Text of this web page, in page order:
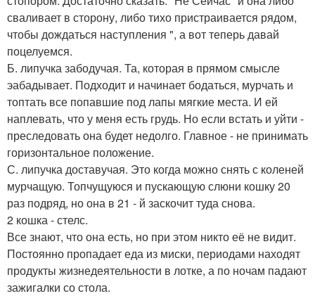
сваливает в сторону, либо тихо пристраивается рядом,
чтобы дождаться наступления ", а вот теперь давай
поцелуемся.
Б. липучка забодучая. Та, которая в прямом смысле
эабадывает. Подходит и начинает бодаться, мурчать и
топтать все попавшие под лапы мягкие места. И ей
наплевать, что у меня есть грудь. Но если встать и уйти -
преследовать она будет недолго. Главное - не принимать
горизонтальное положение.
С. липучка доставучая. Это когда можно снять с коленей
мурчащую. Топчущуюся и пускающую слюни кошку 20
раз подряд, но она в 21 - й заскочит туда снова.
2 кошка - стелс.
Все знают, что она есть, но при этом никто её не видит.
Постоянно пропадает еда из миски, периодами находят
продукты жизнедеятельности в лотке, а по ночам падают
зажигалки со стола.